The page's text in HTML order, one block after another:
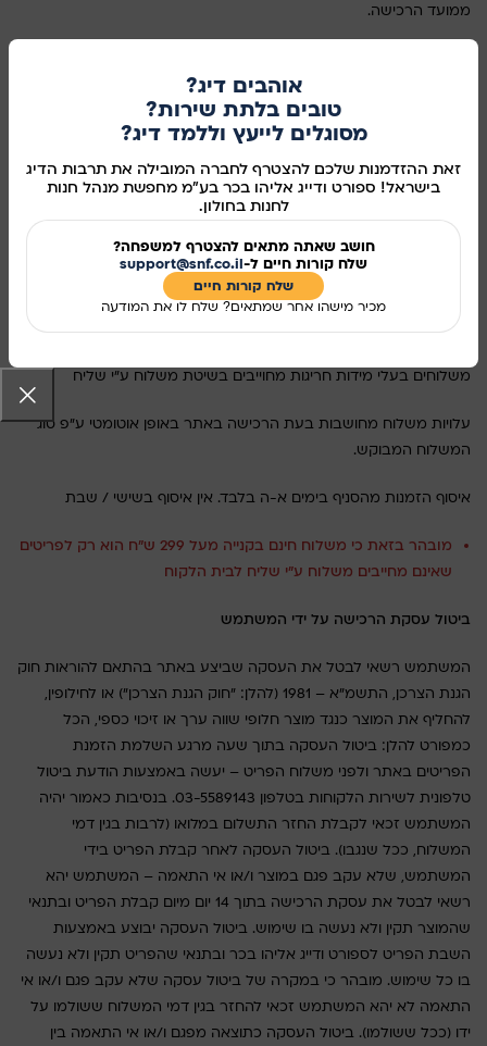
אוהבים דיג?
טובים בלתת שירות?
מסוגלים לייעץ וללמד דיג?
זאת ההזדמנות שלכם להצטרף לחברה המובילה את תרבות הדיג
בישראל! ספורט ודייג אליהו בכר בע"מ מחפשת מנהל חנות
לחנות בחולון.
חושב שאתה מתאים להצטרף למשפחה?
שלח קורות חיים ל-support@snf.co.il
שלח קורות חיים​
מכיר מישהו אחר שמתאים? שלח לו את המודעה
ממועד הרכישה.
לפי המופיע במחשבי החברה.
משלוחים / איסוף עצמי – עלויות משלוח
המשלוחים מהאתר יבוצעו ע"י חברת שליחויות שנבחרה על ידי חברת
ספורט ודייג אליהו בכר בע"מ.
משלוח רגיל יבוצע לנקודת איסוף לבחירת הלקוח.
משלוח ע"י שליח יבוצע עד לבית הלקוח.
משלוחים בעלי מידות חריגות מחוייבים בשיטת משלוח ע"י שליח
עלויות משלוח מחושבות בעת הרכישה באתר באופן אוטומטי ע"פ סוג
המשלוח המבוקש.
איסוף הזמנות מהסניף בימים א-ה בלבד. אין איסוף בשישי / שבת
מובהר בזאת כי משלוח חינם בקנייה מעל 299 ש"ח הוא רק לפריטים
שאינם מחייבים משלוח ע"י שליח לבית הלקוח
ביטול עסקת הרכישה על ידי המשתמש
המשתמש רשאי לבטל את העסקה שביצע באתר בהתאם להוראות חוק
הגנת הצרכן, התשמ"א – 1981 (להלן: "חוק הגנת הצרכן") או לחילופין,
להחליף את המוצר כנגד מוצר חלופי שווה ערך או זיכוי כספי, הכל
כמפורט להלן: ביטול העסקה בתוך שעה מרגע השלמת הזמנת
הפריטים באתר ולפני משלוח הפריט – יעשה באמצעות הודעת ביטול
טלפונית לשירות הלקוחות בטלפון 03-5589143. בנסיבות כאמור יהיה
המשתמש זכאי לקבלת החזר התשלום במלואו (לרבות בגין דמי
המשלוח, ככל שנגבו). ביטול העסקה לאחר קבלת הפריט בידי
המשתמש, שלא עקב פגם במוצר ו/או אי התאמה – המשתמש יהא
רשאי לבטל את עסקת הרכישה בתוך 14 יום מיום קבלת הפריט ובתנאי
שהמוצר תקין ולא נעשה בו שימוש. ביטול העסקה יבוצע באמצעות
השבת הפריט לספורט ודייג אליהו בכר ובתנאי שהפריט תקין ולא נעשה
בו כל שימוש. מובהר כי במקרה של ביטול עסקה שלא עקב פגם ו/או אי
התאמה לא יהא המשתמש זכאי להחזר בגין דמי המשלוח ששולמו על
ידו (ככל ששולמו). ביטול העסקה כתוצאה מפגם ו/או אי התאמה בין